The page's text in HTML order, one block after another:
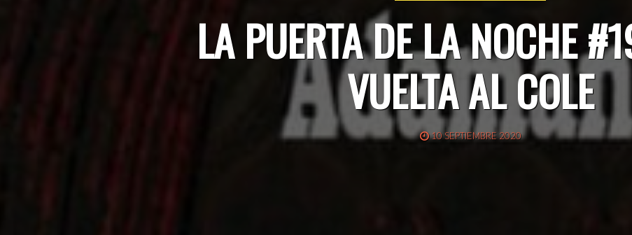
LA PUERTA DE LA NOCHE
VUELTA AL COLE
10 SEPTIEMBRE 2020